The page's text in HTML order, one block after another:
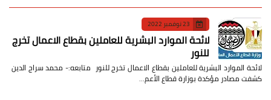
23 نوفمبر 2022
لائحة الموارد البشرية للعاملين بقطاع الاعمال تخرج
للنور
لائحة الموارد البشرية للعاملين بقطاع الاعمال تخرج للنور متابعه:- محمد سراج الدين
كشفت مصادر مؤكدة بوزارة قطاع الأعم…